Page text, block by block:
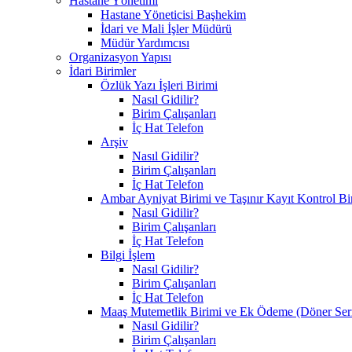
Hastane Yöneticisi Başhekim
İdari ve Mali İşler Müdürü
Müdür Yardımcısı
Organizasyon Yapısı
İdari Birimler
Özlük Yazı İşleri Birimi
Nasıl Gidilir?
Birim Çalışanları
İç Hat Telefon
Arşiv
Nasıl Gidilir?
Birim Çalışanları
İç Hat Telefon
Ambar Ayniyat Birimi ve Taşınır Kayıt Kontrol
Nasıl Gidilir?
Birim Çalışanları
İç Hat Telefon
Bilgi İşlem
Nasıl Gidilir?
Birim Çalışanları
İç Hat Telefon
Maaş Mutemetlik Birimi ve Ek Ödeme (Döner
Nasıl Gidilir?
Birim Çalışanları